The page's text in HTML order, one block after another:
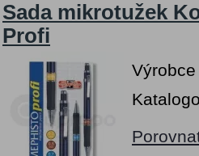
Sada mikrotužek
Profi